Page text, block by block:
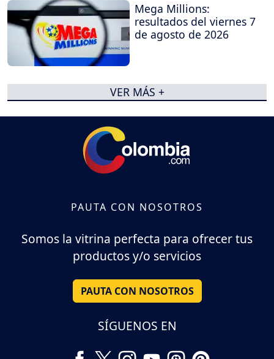
Mega Millions:
resultados del viernes 7
de agosto de 2026
VER MÁS +
PAUTA CON NOSOTROS
Somos la vitrina perfecta para ofrecer tus
productos y/o servicios
PAUTA CON NOSOTROS
SÍGUENOS EN